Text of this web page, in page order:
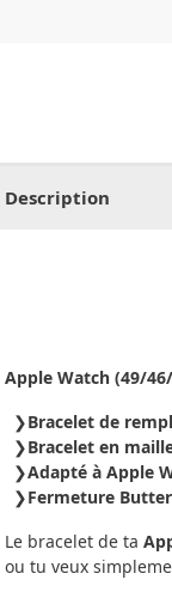
Description
Apple Watch (49/
Bracelet de
Bracelet en
Adapté à Apple
Fermeture
Le bracelet de ta
ou tu veux